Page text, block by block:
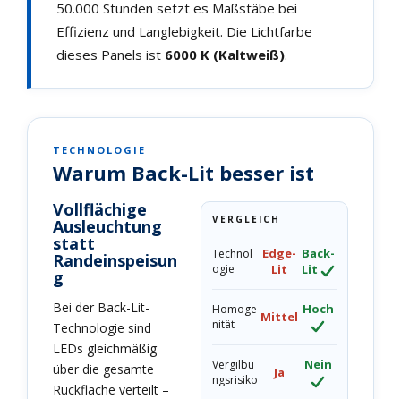
50.000 Stunden setzt es Maßstäbe bei
Effizienz und Langlebigkeit. Die Lichtfarbe
dieses Panels ist 6000 K (Kaltweiß).
TECHNOLOGIE
Warum Back-Lit besser ist
Vollflächige
Ausleuchtung
statt
Randeinspeisun
g
Bei der Back-Lit-
Technologie sind
LEDs gleichmäßig
über die gesamte
Rückfläche verteilt –
VERGLEICH
Technol
ogie
Edge-
Lit
Back-
Lit
Homoge
nität
Mittel Hoch
Vergilbu
ngsrisiko
Ja Nein